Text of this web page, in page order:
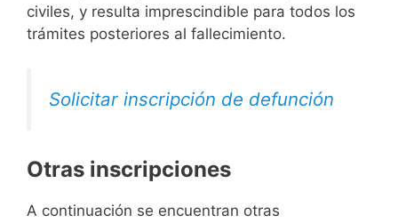
civiles, y resulta imprescindible para todos los
trámites posteriores al fallecimiento.
Solicitar inscripción de defunción
Otras inscripciones
A continuación se encuentran otras